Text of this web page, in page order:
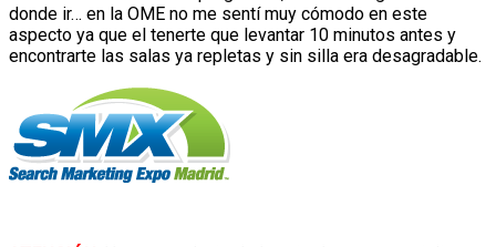
donde ir… en la OME no me sentí muy cómodo en este
aspecto ya que el tenerte que levantar 10 minutos antes y
encontrarte las salas ya repletas y sin silla era desagradable.